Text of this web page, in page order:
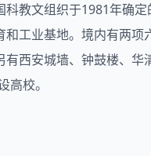
教文组织于1981年确
工业基地。境内有两
西安城墙、钟鼓楼、
高校。